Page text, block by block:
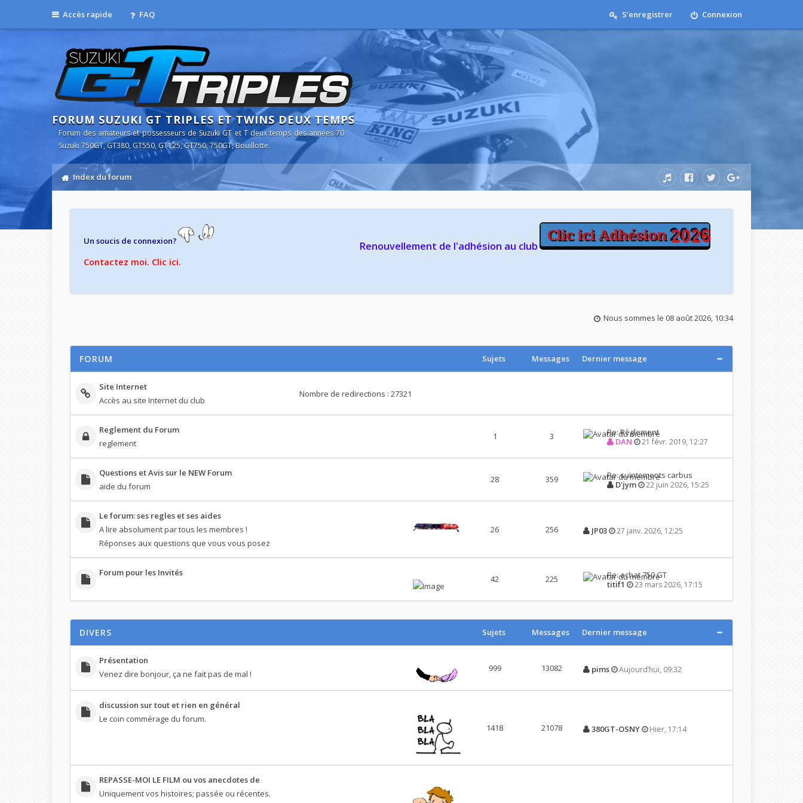
Accès rapide FAQ Connexion
S’enregistrer
FORUM SUZUKI GT TRIPLES ET TWINS DEUX TEMPS
Forum des amateurs et possesseurs de Suzuki GT et T deux temps des années 70 :
Suzuki 750GT, GT380, GT550, GT125, GT750, 750GT, Bouillotte.
Index du forum
Un soucis de connexion?
Contactez moi. Clic ici.
Renouvellement de l'adhésion au club
Nous sommes le 08 août 2026, 10:34
FORUM Sujets Messages Dernier message
Site Internet
Accès au site Internet du club
Nombre de redirections : 27321
Reglement du Forum
reglement
1 3
Re: Règlement
DAN
21 févr. 2019, 12:27
Questions et Avis sur le NEW Forum
aide du forum
28 359
Re: suintements carbus
D'jym
22 juin 2026, 15:25
Le forum: ses regles et ses aides
A lire absolument par tous les membres !
Réponses aux questions que vous vous posez
26 256 JP03 27 janv. 2026, 12:25
Forum pour les Invités
42 225
Re: achat 750 GT
titif1
23 mars 2026, 17:15
DIVERS Sujets Messages Dernier message
Présentation
Venez dire bonjour, ça ne fait pas de mal !
999 13082 pims Aujourd’hui, 09:32
discussion sur tout et rien en général
Le coin commérage du forum.
1418
21078 380GT-OSNY Hier, 17:14
REPASSE-MOI LE FILM ou vos anecdotes de
Uniquement vos histoires; passée ou récentes.